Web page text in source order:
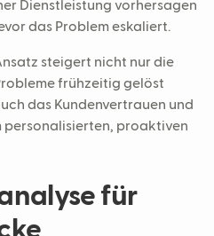
Dienstleistung vorhersagen
das Problem eskaliert.
steigert nicht nur die
frühzeitig gelöst
das Kundenvertrauen und
personalisierten, proaktiven
für